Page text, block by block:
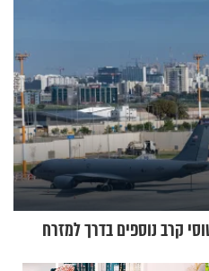
קרב נוספים בדרך למזרח